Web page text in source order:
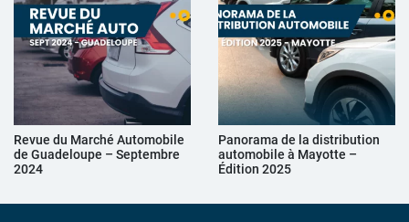
Revue du Marché Automobile
de Guadeloupe – Septembre
2024
Panorama de la distribution
automobile à Mayotte –
Édition 2025